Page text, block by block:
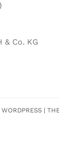
& Co. KG
|